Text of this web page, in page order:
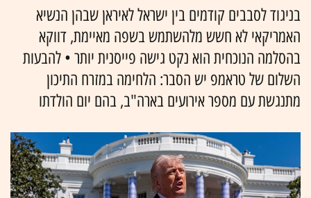
בניגוד לסבבים קודמים בין ישראל לאיראן שבהן הנשיא
האמריקאי לא חשש מלהשתמש בשפה מאיימת, דווקא
בהסלמה הנוכחית הוא נקט גישה פייסנית יותר • להבעות
השלום של טראמפ יש הסבר: הלחימה במזרח התיכון
מתנגשת עם מספר אירועים בארה"ב, בהם יום הולדתו